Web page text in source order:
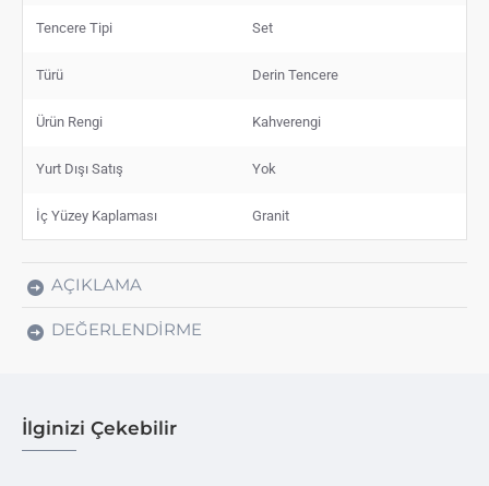
Tencere Tipi Set
Türü Derin Tencere
Ürün Rengi Kahverengi
Yurt Dışı Satış Yok
İç Yüzey Kaplaması Granit
AÇIKLAMA
DEĞERLENDIRME
İlginizi Çekebilir